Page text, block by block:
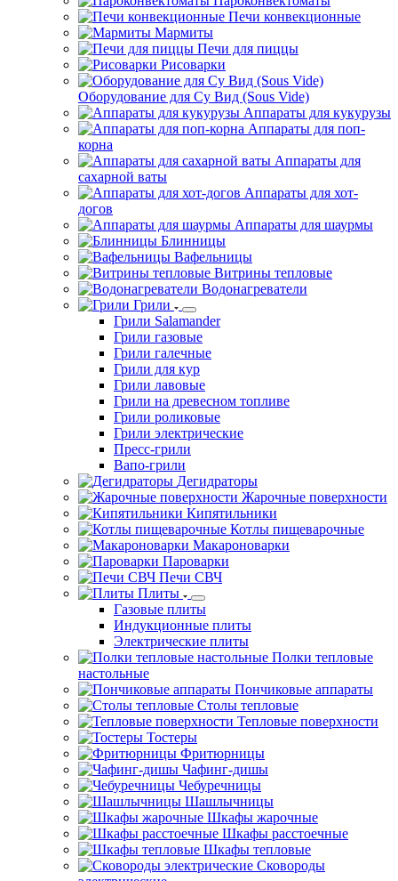
Печи конвекционные
Мармиты
Печи для пиццы
Рисоварки
Оборудование для Су Вид (Sous Vide)
Аппараты для кукурузы
Аппараты для поп-
корна
Аппараты для
сахарной ваты
Аппараты для хот-
догов
Аппараты для шаурмы
Блинницы
Вафельницы
Витрины тепловые
Водонагреватели
Грили
Грили Salamander
Грили газовые
Грили галечные
Грили для кур
Грили лавовые
Грили на древесном топливе
Грили роликовые
Грили электрические
Пресс-грили
Вапо-грили
Дегидраторы
Жарочные поверхности
Кипятильники
Котлы пищеварочные
Макароноварки
Пароварки
Печи СВЧ
Плиты
Газовые плиты
Индукционные плиты
Электрические плиты
Полки тепловые
настольные
Пончиковые аппараты
Столы тепловые
Тепловые поверхности
Тостеры
Фритюрницы
Чафинг-дишы
Чебуречницы
Шашлычницы
Шкафы жарочные
Шкафы расстоечные
Шкафы тепловые
Сковороды